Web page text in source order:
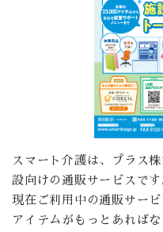
スマート介護は、プラス
設向けの通販サービスです
現在ご利用中の通販サー
アイテムがもっとあれば